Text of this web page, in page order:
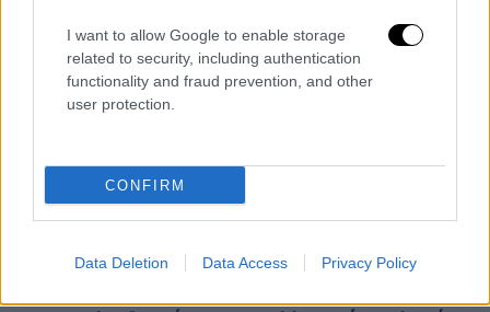
I want to allow Google to enable storage
related to security, including authentication
functionality and fraud prevention, and other
user protection.
CONFIRM
Data Deletion Data Access Privacy Policy
νόμου.
«Σήμερα το πρωί, πενθώ με τους ανθρώπους
του Ντέιντεβιλ και τους συμπολίτες μου
«Το έγκλημα βίας ΔΕΝ έχει θέση στην
πολιτεία μας».